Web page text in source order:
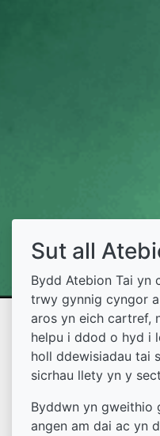
Sut all
Bydd Atebion Tai yn
trwy gynnig cyngor
aros yn eich cartref,
helpu i ddod o hyd i
holl ddewisiadau tai
sicrhau llety yn y
Byddwn yn gweithio
angen am dai ac yn